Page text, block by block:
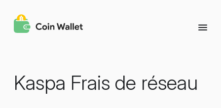
Kaspa Frais de réseau